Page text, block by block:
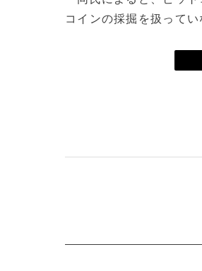
コインの採掘を扱って